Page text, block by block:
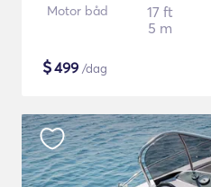
Motor båd
17 ft
5 m
$499 /dag